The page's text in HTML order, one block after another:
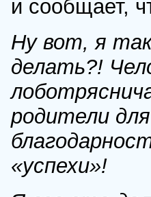
и сообщает,
Ну вот, я
делать?!
родители
«успехи»!